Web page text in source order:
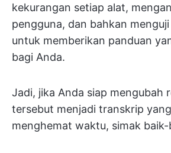
kekurangan setiap alat,
pengguna, dan bahkan
untuk memberikan panduan
bagi Anda.
Jadi, jika Anda siap mengubah
tersebut menjadi transkrip
menghemat waktu, simak baik-